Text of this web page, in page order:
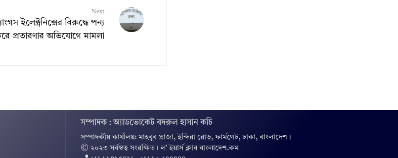
Next
ইলেক্ট্রনিক্সের বিরুদ্ধে পন্য
প্রতারণার অভিযোগে মামলা
সম্পাদক : অ্যাডভোকেট বদরুল হাসান কচি
সম্পাদকীয় কার্যালয়: মাহবুব প্লাজা, ইন্দিরা রোড়, ফার্মগেট, ঢাকা, বাংলাদেশ।
© ২০২৩ সর্বস্বত্ব সংরক্ষিত । ল’ ইয়ার্স ক্লাব বাংলাদেশ.কম